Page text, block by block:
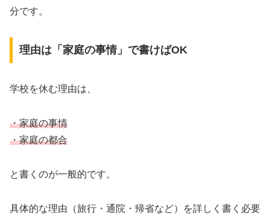
分です。
理由は「家庭の事情」で書けばOK
学校を休む理由は、
・家庭の事情
・家庭の都合
と書くのが一般的です。
具体的な理由（旅行・通院・帰省など）を詳しく書く必要